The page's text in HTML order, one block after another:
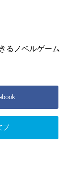
るノベルゲーム
ブ